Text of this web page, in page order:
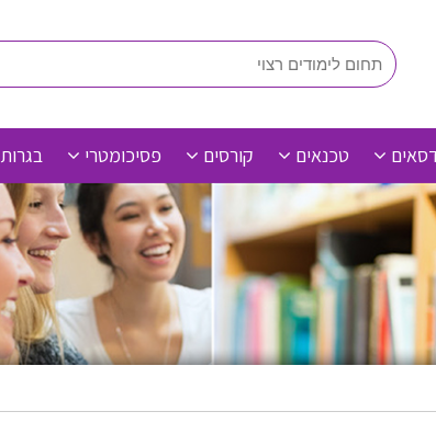
טכנאים קורסים פסיכומטרי בגרות